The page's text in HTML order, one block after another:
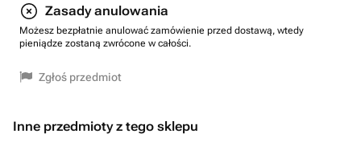
Zasady anulowania
Możesz bezpłatnie anulować zamówienie przed dostawą, wtedy
pieniądze zostaną zwrócone w całości.
Zgłoś przedmiot
Inne przedmioty z tego sklepu